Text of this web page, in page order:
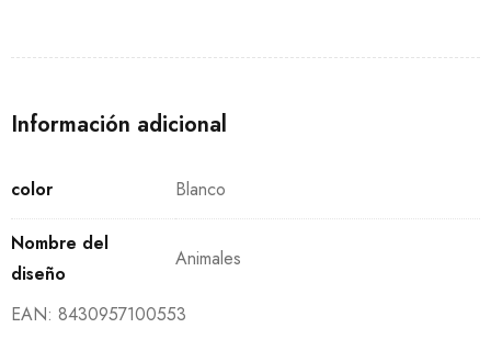
Información adicional
color Blanco
Nombre del
diseño
Animales
EAN: 8430957100553